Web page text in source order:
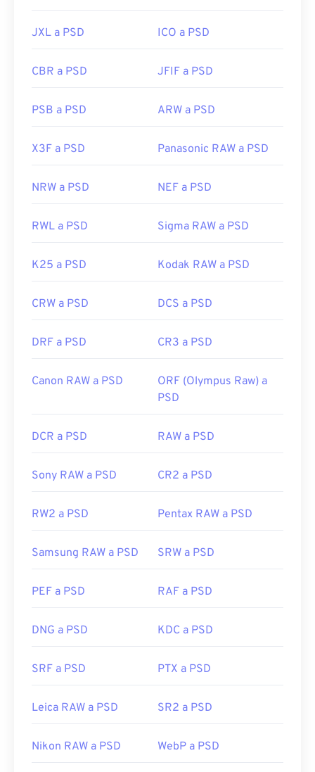
JXL a PSD ICO a PSD
CBR a PSD JFIF a PSD
PSB a PSD ARW a PSD
X3F a PSD Panasonic RAW a PSD
NRW a PSD NEF a PSD
RWL a PSD Sigma RAW a PSD
K25 a PSD Kodak RAW a PSD
CRW a PSD DCS a PSD
DRF a PSD CR3 a PSD
Canon RAW a PSD
ORF (Olympus Raw) a
PSD
DCR a PSD RAW a PSD
Sony RAW a PSD CR2 a PSD
RW2 a PSD Pentax RAW a PSD
Samsung RAW a PSD SRW a PSD
PEF a PSD RAF a PSD
DNG a PSD KDC a PSD
SRF a PSD PTX a PSD
Leica RAW a PSD SR2 a PSD
Nikon RAW a PSD WebP a PSD